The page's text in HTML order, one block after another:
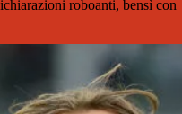
roboanti, bensì con